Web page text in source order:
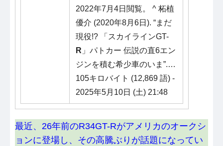
2022年7月4日閲覧。 ^ 柘植
優介 (2020年8月6日). “まだ
現役!? 「スカイラインGT-
R 」パトカー 伝説の直6エン
ジンを積む希少車のいま”.…
105キロバイト (12,869 語) -
2025年5月10日 (土) 21:48
最近、26年前のR34GT-Rがアメリカのオークシ
ョンに登場し、その高騰ぶりが話題になってい